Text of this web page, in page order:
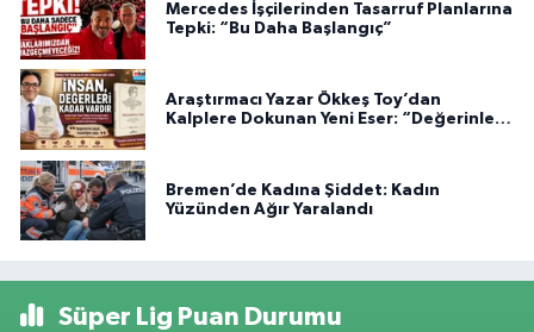
Mercedes İşçilerinden Tasarruf Planlarına
Tepki: “Bu Daha Başlangıç”
Araştırmacı Yazar Ökkeş Toy’dan
Kalplere Dokunan Yeni Eser: “Değerinle
Bremen’de Kadına Şiddet: Kadın
Yüzünden Ağır Yaralandı
Süper Lig Puan Durumu